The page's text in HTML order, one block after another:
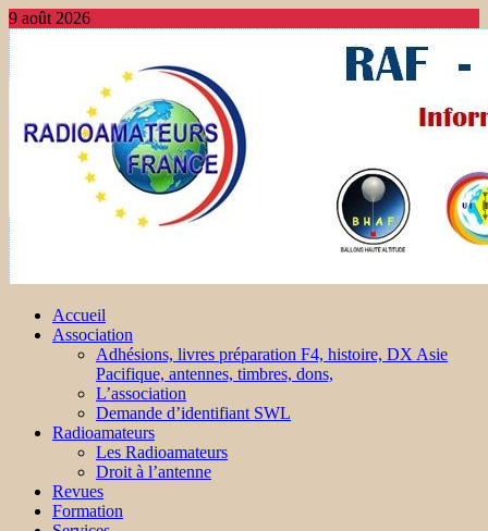
9 août 2026
Accueil
Association
Adhésions, livres préparation F4, histoire, DX Asie
Pacifique, antennes, timbres, dons,
L’association
Demande d’identifiant SWL
Radioamateurs
Les Radioamateurs
Droit à l’antenne
Revues
Formation